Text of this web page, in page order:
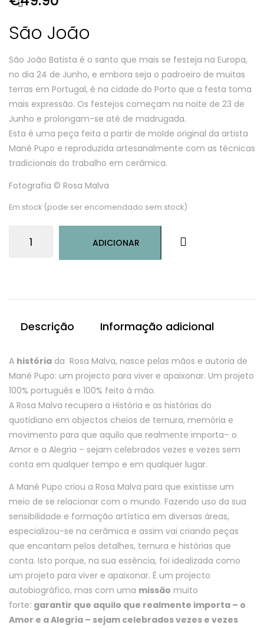
São João
São João Batista é o santo que mais se festeja na Europa,
no dia 24 de Junho, e embora seja o padroeiro de muitas
terras em Portugal, é na cidade do Porto que a festa toma
mais expressão. Os festejos começam na noite de 23 de
Junho e prolongam-se até de madrugada.
Esta é uma peça feita a partir de molde original da artista
Mané Pupo e reproduzida artesanalmente com as técnicas
tradicionais do trabalho em cerâmica.
Fotografia © Rosa Malva
Em stock (pode ser encomendado sem stock)
ADICIONAR
Descrição Informação adicional
A história da Rosa Malva, nasce pelas mãos e autoria de
Mané Pupo: um projecto para viver e apaixonar. Um projeto
100% português e 100% feito à mão.
A Rosa Malva recupera a História e as histórias do
quotidiano em objectos cheios de ternura, memória e
movimento para que aquilo que realmente importa– o
Amor e a Alegria – sejam celebrados vezes e vezes sem
conta em qualquer tempo e em qualquer lugar.
A Mané Pupo criou a Rosa Malva para que existisse um
meio de se relacionar com o mundo. Fazendo uso da sua
sensibilidade e formação artística em diversas áreas,
especializou-se na cerâmica e assim vai criando peças
que encantam pelos detalhes, ternura e histórias que
conta. Isto porque, na sua essência, foi idealizada como
um projeto para viver e apaixonar. É um projecto
autobiográfico, mas com uma missão muito
forte: garantir que aquilo que realmente importa – o
Amor e a Alegria – sejam celebrados vezes e vezes